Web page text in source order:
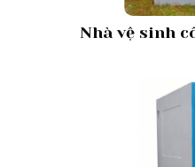
Nhà vệ sinh